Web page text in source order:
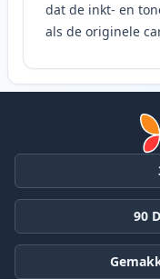
dat de inkt- en
als de originele
90